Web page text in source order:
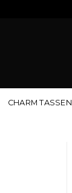
CHARM TASSEN